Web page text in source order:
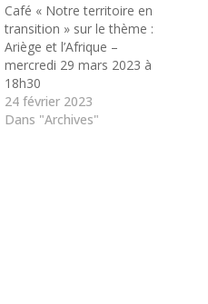
Café « Notre territoire en
transition » sur le thème :
Ariège et l’Afrique –
mercredi 29 mars 2023 à
18h30
24 février 2023
Dans "Archives"